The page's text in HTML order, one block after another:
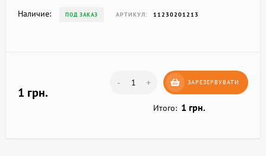
Наличие: ПОД ЗАКАЗ АРТИКУЛ: 11230201213
1 грн.
- + ЗАРЕЗЕРВУВАТИ
Итого: 1 грн.